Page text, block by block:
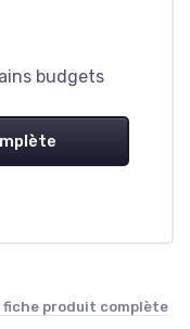
budgets
fiche produit complète